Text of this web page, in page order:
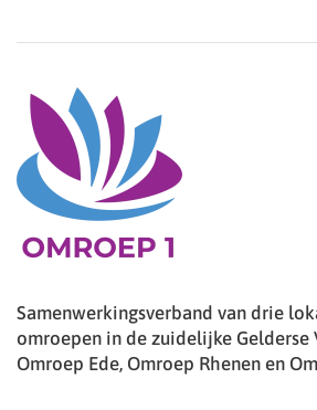
Samenwerkingsverband van drie
omroepen in de zuidelijke Gelderse
Omroep Ede, Omroep Rhenen en